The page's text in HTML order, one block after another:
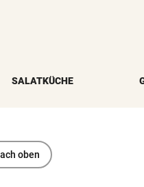
SALATKÜCHE
oben